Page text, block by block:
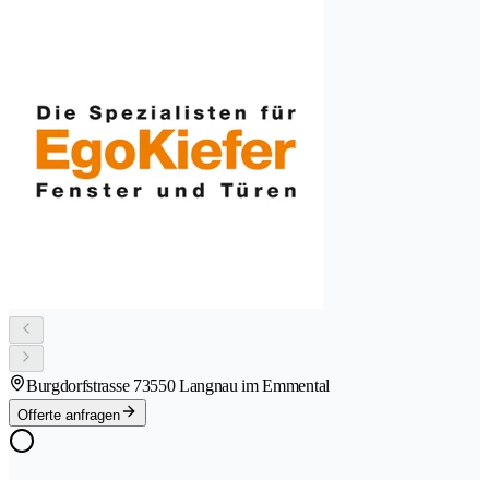
Burgdorfstrasse 73550 Langnau im Emmental
Offerte anfragen